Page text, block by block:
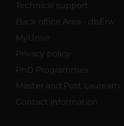
Technical support
Back office Area - dbErw
MyUnivr
Privacy policy
PhD Programmes
Master and Post Lauream
Contact information